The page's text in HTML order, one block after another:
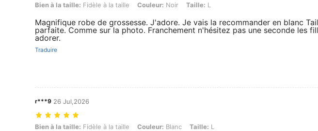
Bien à la taille: Fidèle à la taille, Couleur: Noir, Taille: L
Bien à la taille: Fidèle à la taille Couleur: Noir Taille: L
Magnifique robe de grossesse. J'adore. Je vais la recommander en blanc
parfaite. Comme sur la photo. Franchement n'hésitez pas une seconde les
adorer.
Traduire
r***9 26 Jul,2026
Bien à la taille: Fidèle à la taille, Couleur: Blanc, Taille: L
Bien à la taille: Fidèle à la taille Couleur: Blanc Taille: L